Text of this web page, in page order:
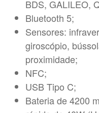
BDS, GALILEO,
Bluetooth 5;
Sensores:
giroscópio,
proximidade;
NFC;
USB Tipo C;
Bateria de 4200